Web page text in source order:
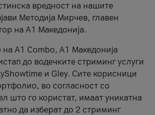
вредност на нашите
Методија Мирчев, главен
на А1 Македонија.
A1 Combo, А1 Македонија
до водечките стриминг услуги
и Gley. Сите корисници
во согласност со
што го користат, имаат уникатна
да изберат до 2 стриминг